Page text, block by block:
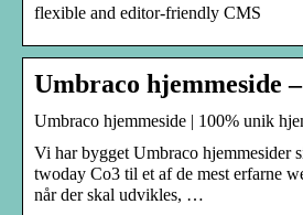
flexible and editor-friendly CMS
Umbraco hjemmeside
Umbraco hjemmeside | 100% unik
Vi har bygget Umbraco hjemmesider
twoday Co3 til et af de mest erfarne
når der skal udvikles, …